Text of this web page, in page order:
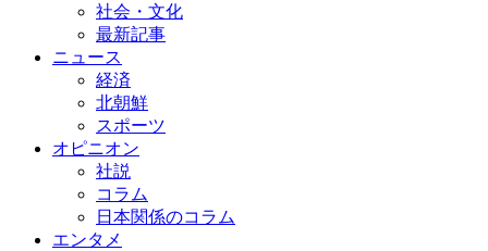
社会・文化
最新記事
ニュース
経済
北朝鮮
スポーツ
オピニオン
社説
コラム
日本関係のコラム
エンタメ